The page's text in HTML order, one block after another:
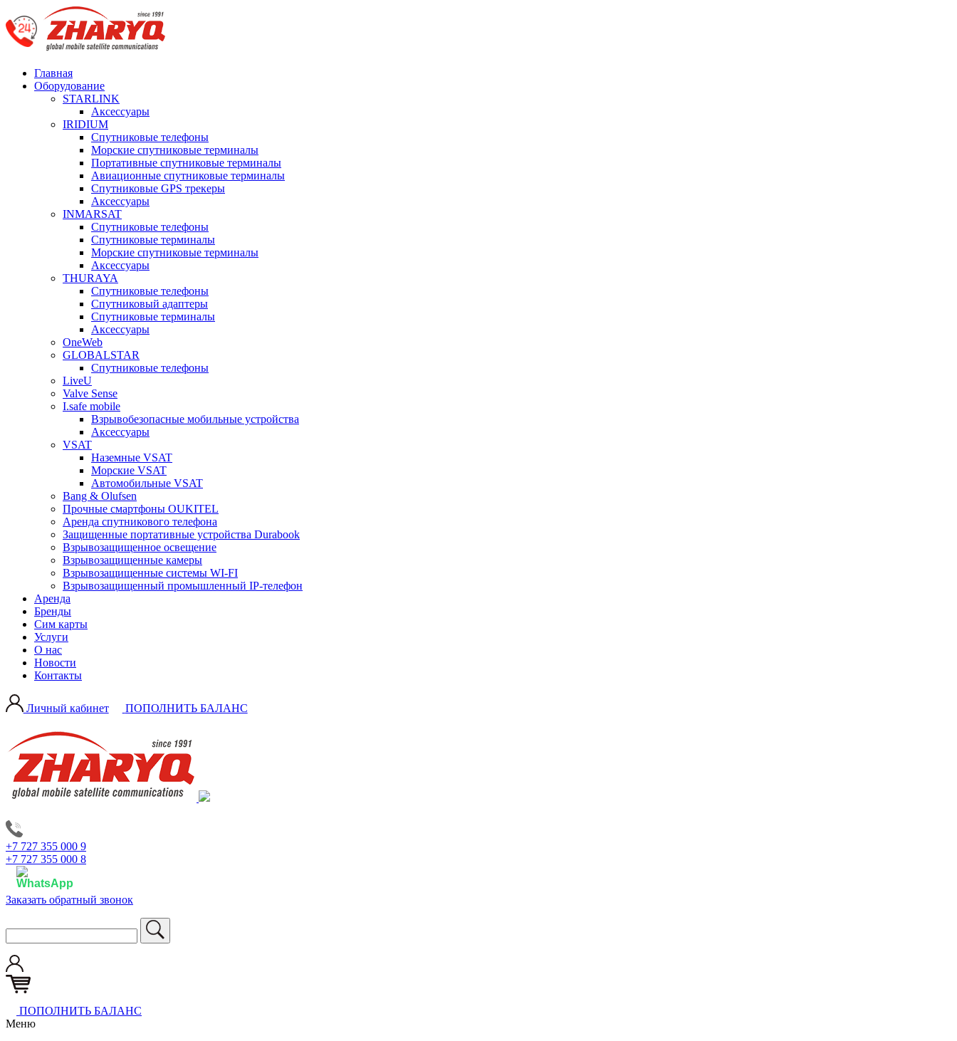
Главная
Оборудование
STARLINK
Аксессуары
IRIDIUM
Спутниковые телефоны
Морские спутниковые терминалы
Портативные спутниковые терминалы
Авиационные спутниковые терминалы
Спутниковые GPS трекеры
Аксессуары
INMARSAT
Спутниковые телефоны
Спутниковые терминалы
Морские спутниковые терминалы
Аксессуары
THURAYA
Спутниковые телефоны
Спутниковый адаптеры
Спутниковые терминалы
Аксессуары
OneWeb
GLOBALSTAR
Спутниковые телефоны
LiveU
Valve Sense
I.safe mobile
Взрывобезопасные мобильные устройства
Аксессуары
VSAT
Наземные VSAT
Морские VSAT
Автомобильные VSAT
Bang & Olufsen
Прочные смартфоны OUKITEL
Аренда спутникового телефона
Защищенные портативные устройства Durabook
Взрывозащищенное освещение
Взрывозащищенные камеры
Взрывозащищенные системы WI-FI
Взрывозащищенный промышленный IP-телефон
Аренда
Бренды
Сим карты
Услуги
О нас
Новости
Контакты
Личный кабинет ПОПОЛНИТЬ БАЛАНС
+7 727 355 000 9
+7 727 355 000 8
Заказать обратный звонок
ПОПОЛНИТЬ БАЛАНС
Меню